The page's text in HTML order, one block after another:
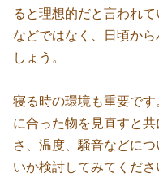
ると理想的だと言われ
などではなく、日頃か
しょう。
寝る時の環境も重要で
に合った物を見直すと
さ、温度、騒音などに
いか検討してみてくだ